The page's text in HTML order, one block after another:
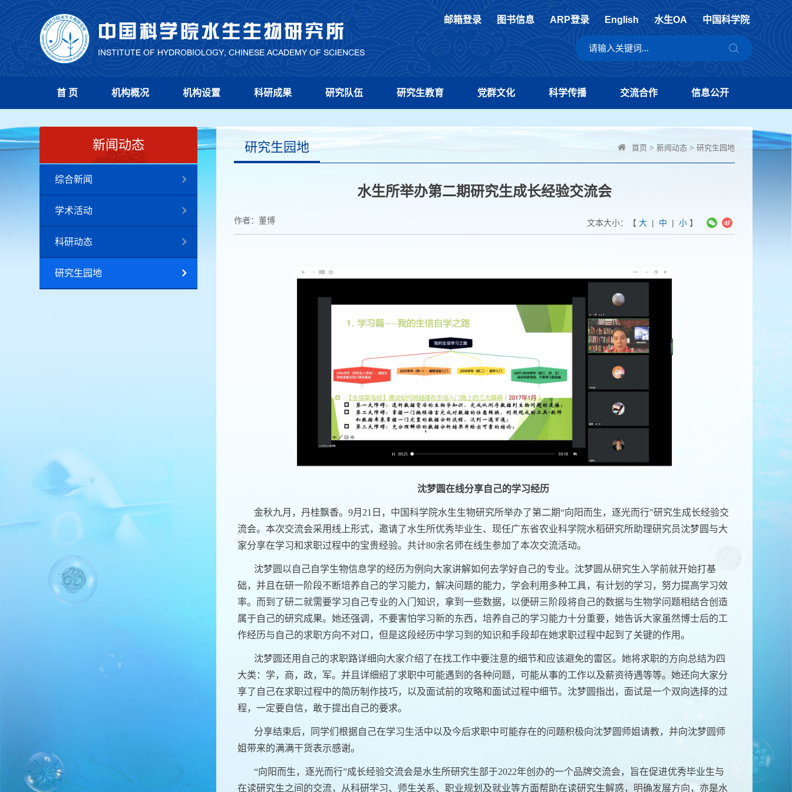
邮箱登录 图书信息 ARP登录 English 水生OA 中国科学院
首 页 机构概况 机构设置 科研成果 研究队伍 研究生教育 党群文化 科学传播 交流合作 信息公开
新闻动态
综合新闻
学术活动
科研动态
研究生园地
研究生园地 首页 > 新闻动态 > 研究生园地
水生所举办第二期研究生成长经验交流会
作者：董博 文本大小：【 大| 中 | 小】
沈梦圆在线分享自己的学习经历
金秋九月，丹桂飘香。 9月 21 日，中国科学院水生生物研究所举办了第二期“向阳而生，逐光而行”研究生成长经验交
流会。本次交流会采用线上形式，邀请了水生所优秀毕业生、现任广东省农业科学院水稻研究所助理研究员沈梦圆与大
家分享在学习和求职过程中的宝贵经验。 共计80余名师在线生参加了本次交流活动。
沈梦圆以自己自学生物信息学的经历为例向大家讲解如何去学好自己的专业。沈梦圆从研究生入学前就开始打基
础，并且在研一阶段不断培养自己的学习能力，解决问题的能力，学会利用多种工具，有计划的学习，努力提高学习效
率。而到了研二就需要学习自己专业的入门知识，拿到一些数据，以便研三阶段将自己的数据与生物学问题相结合创造
属于自己的研究成果。她还强调，不要害怕学习新的东西，培养自己的学习能力十分重要，她告诉大家虽然博士后的工
作经历与自己的求职方向不对口，但是这段经历中学习到的知识和手段却在她求职过程中起到了关键的作用。
沈梦圆还用自己的求职路详细向大家介绍了在找工作中要注意的细节和应该避免的雷区。她将求职的方向总结为四
大类：学，商，政，军。并且详细绍了求职中可能遇到的各种问题，可能从事的工作以及薪资待遇等等。她还向大家分
享了自己在求职过程中的简历制作技巧，以及面试前的攻略和面试过程中细节。沈梦圆指出，面试是一个双向选择的过
程，一定要自信，敢于提出自己的要求。
分享结束后，同学们根据自己在学习生活中以及今后求职中可能存在的问题积极向沈梦圆师姐请教，并向沈梦圆师
姐带来的满满干货表示感谢。
“向阳而生，逐光而行”成长经验交流会是水生所研究生部于2022年创办的一个品牌交流会，旨在促进优秀毕业生与
在读研究生之间的交流，从科研学习、师生关系、职业规划及就业等方面帮助在读研究生解惑，明确发展方向，亦是水